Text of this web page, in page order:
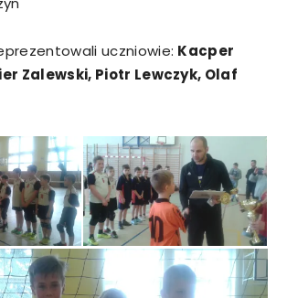
uczniowie: Kacper
Zalewski, Piotr Lewczyk, Olaf